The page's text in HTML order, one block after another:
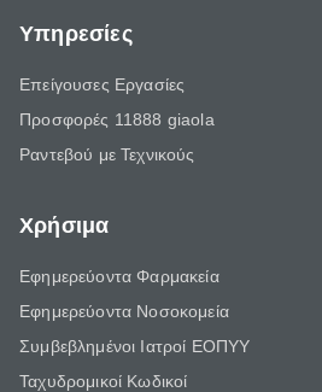
Υπηρεσίες
Επείγουσες Εργασίες
Προσφορές 11888 giaola
Ραντεβού με Τεχνικούς
Χρήσιμα
Εφημερεύοντα Φαρμακεία
Εφημερεύοντα Νοσοκομεία
Συμβεβλημένοι Ιατροί ΕΟΠΥΥ
Ταχυδρομικοί Κωδικοί